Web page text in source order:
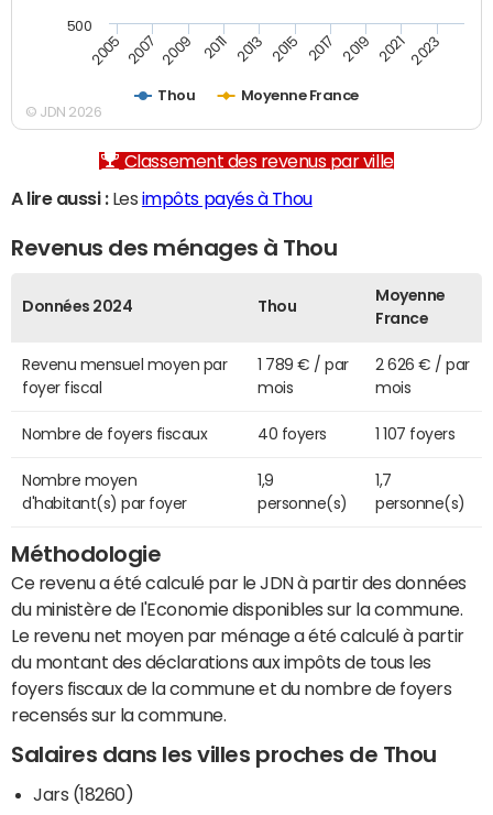
Thou Moyenne France
2005 2007 2009 2011 2013 2015 2017 2019 2021 2023
500
© JDN 2026
Classement des revenus par ville
A lire aussi :Les impôts payés à Thou
Revenus des ménages à Thou
Données 2024 Thou
Moyenne
France
Revenu mensuel moyen par
foyer fiscal
1 789 € / par
mois
2 626 € / par
mois
Nombre de foyers fiscaux 40 foyers 1 107 foyers
Nombre moyen
d'habitant(s) par foyer
1,9
personne(s)
1,7
personne(s)
Méthodologie
Ce revenu a été calculé par le JDN à partir des données
du ministère de l'Economie disponibles sur la commune.
Le revenu net moyen par ménage a été calculé à partir
du montant des déclarations aux impôts de tous les
foyers fiscaux de la commune et du nombre de foyers
recensés sur la commune.
Salaires dans les villes proches de Thou
Jars (18260)